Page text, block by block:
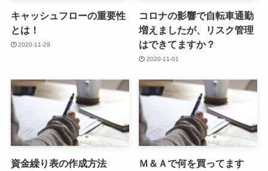
キャッシュフローの重要性
とは！
2020-11-29
コロナの影響で自転車通勤
増えましたが、リスク管理
はできてますか？
2020-11-01
資金繰り表の作成方法
Ｍ＆Ａで何を買ってます